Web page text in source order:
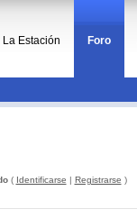
La Estación Foro
( Identificarse | Registrarse )